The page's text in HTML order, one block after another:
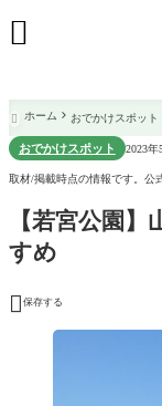

 ホーム おでかけスポット
おでかけスポット 2023年
取材/掲載時点の情報です。公
【若宮公園
すめ
 保存する